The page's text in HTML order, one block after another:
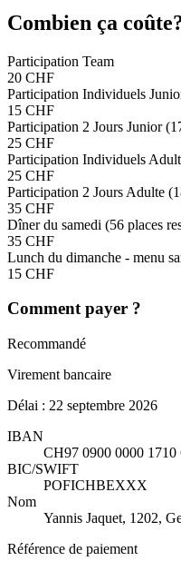
Combien ça
Participation Team
20 CHF
Participation Individuels
15 CHF
Participation 2 Jours Junior
25 CHF
Participation Individuels
25 CHF
Participation 2 Jours Adulte
35 CHF
Dîner du samedi (56 places
35 CHF
Lunch du dimanche - menu
15 CHF
Comment payer ?
Recommandé
Virement bancaire
Délai : 22 septembre 2026
IBAN
CH97 0900 0000 1710
BIC/SWIFT
POFICHBEXXX
Nom
Yannis Jaquet, 1202,
Référence de paiement